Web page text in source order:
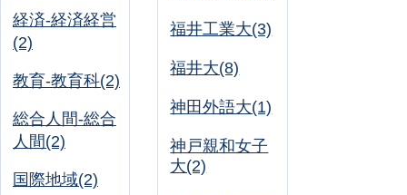
経済-経済経営
(2)
教育-教育科(2)
総合人間-総合
人間(2)
国際地域(2)
福井工業大(3)
福井大(8)
神田外語大(1)
神戸親和女子
大(2)